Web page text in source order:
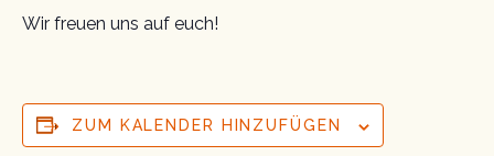
Wir freuen uns auf euch!
ZUM KALENDER HINZUFÜGEN